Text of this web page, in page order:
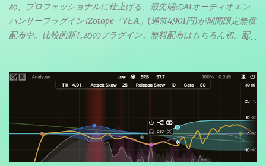
め、プロフェッショナルに仕上げる、最先端のAIオーディオエン
ハンサープラグイン iZotope「VEA」(通常4,901円)が期間限定無償
配布中。比較的新しめのプラグイン。無料配布はもちろん初。配